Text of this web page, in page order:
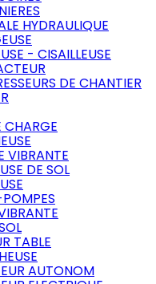
HYDRAULIQUE
- CISAILLEUSE
DE CHANTIER
CHARGE
VIBRANTE
DE SOL
TABLE
AUTONOM